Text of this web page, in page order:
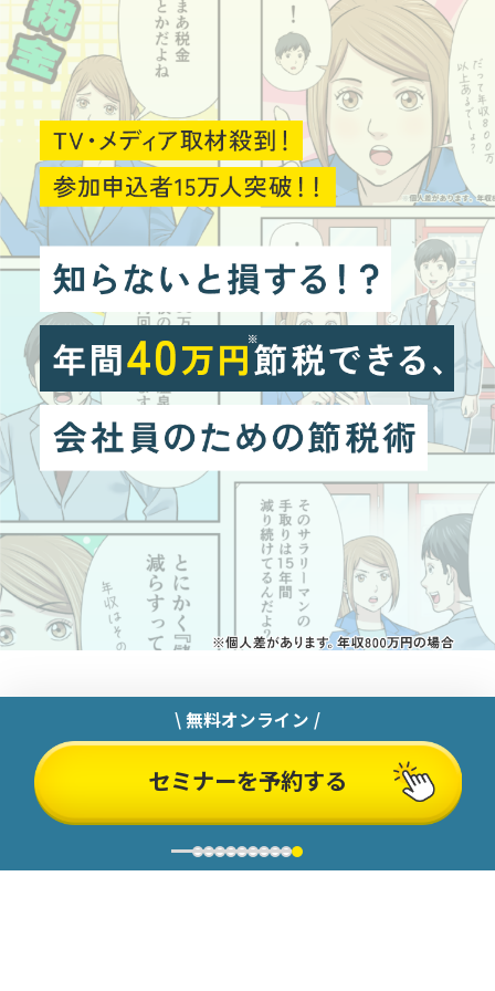
無料オンライン /
セミナーを予約する